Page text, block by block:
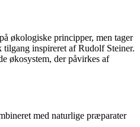
økologiske principper, men tager
inspireret af Rudolf Steiner.
økosystem, der påvirkes af
med naturlige præparater